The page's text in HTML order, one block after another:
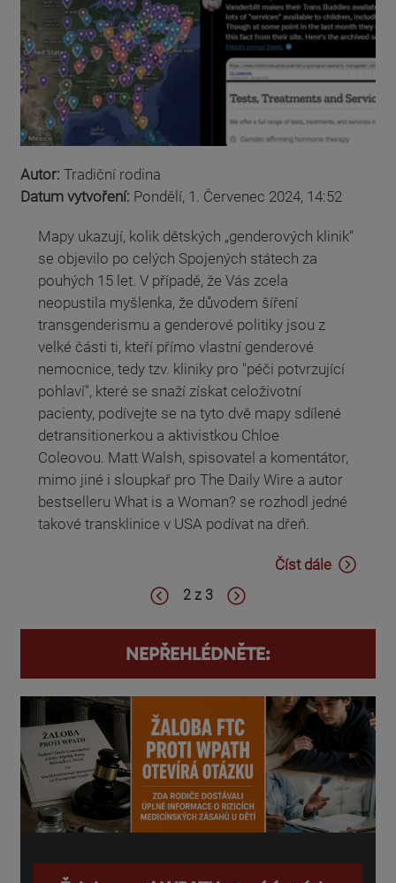
Autor: Tradiční rodina
Datum vytvoření: Pondělí, 1. Červenec 2024, 14:52
Mapy ukazují, kolik dětských „genderových klinik“
se objevilo po celých Spojených státech za
pouhých 15 let. V případě, že Vás zcela
neopustila myšlenka, že důvodem šíření
transgenderismu a genderové politiky jsou z
velké části ti, kteří přímo vlastní genderové
nemocnice, tedy tzv. kliniky pro "péči potvrzující
pohlaví", které se snaží získat celoživotní
pacienty, podívejte se na tyto dvě mapy sdílené
detransitionerkou a aktivistkou Chloe
Coleovou. Matt Walsh, spisovatel a komentátor,
mimo jiné i sloupkař pro The Daily Wire a autor
bestselleru What is a Woman? se rozhodl jedné
takové transklinice v USA podívat na dřeň.
Číst dále
2 z 3
NEPŘEHLÉDNĚTE: